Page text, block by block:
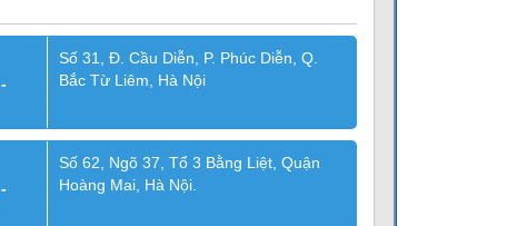
Số 31, Đ. Cầu Diễn, P. Phúc Diễn, Q.
Bắc Từ Liêm, Hà Nội
Số 62, Ngõ 37, Tổ 3 Bằng Liệt, Quận
Hoàng Mai, Hà Nội.